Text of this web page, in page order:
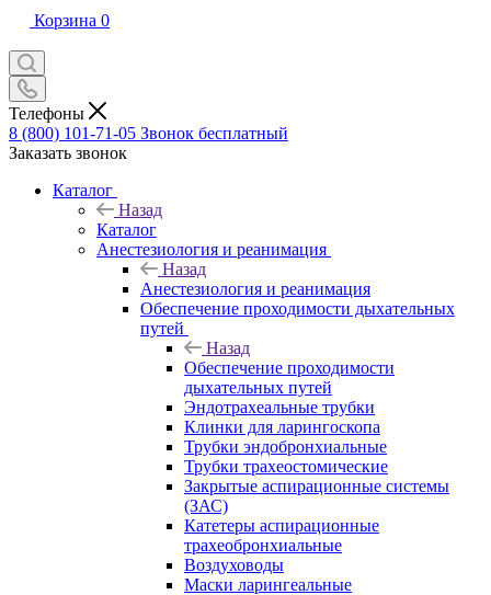
Корзина 0
Телефоны
8 (800) 101-71-05 Звонок бесплатный
Заказать звонок
Каталог
Назад
Каталог
Анестезиология и реанимация
Назад
Анестезиология и реанимация
Обеспечение проходимости дыхательных
путей
Назад
Обеспечение проходимости
дыхательных путей
Эндотрахеальные трубки
Клинки для ларингоскопа
Трубки эндобронхиальные
Трубки трахеостомические
Закрытые аспирационные системы
(ЗАС)
Катетеры аспирационные
трахеобронхиальные
Воздуховоды
Маски ларингеальные